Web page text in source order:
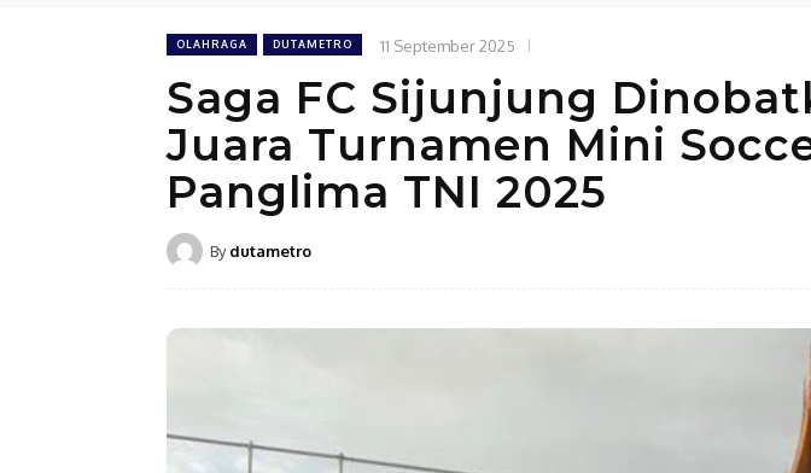
OLAHRAGA DUTAMETRO 11 September 2025
Saga FC Sijunjung
Juara Turnamen Mini
Panglima TNI 2025
By dutametro